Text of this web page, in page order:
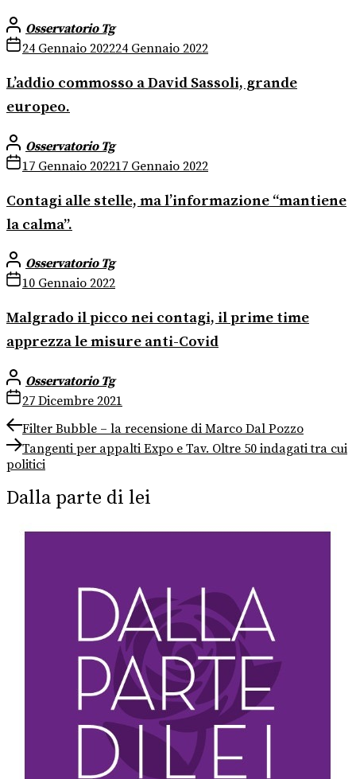
Osservatorio Tg
24 Gennaio 202224 Gennaio 2022
L’addio commosso a David Sassoli, grande
europeo.
Osservatorio Tg
17 Gennaio 202217 Gennaio 2022
Contagi alle stelle, ma l’informazione “mantiene
la calma”.
Osservatorio Tg
10 Gennaio 2022
Malgrado il picco nei contagi, il prime time
apprezza le misure anti-Covid
Osservatorio Tg
27 Dicembre 2021
Navigazione
articoli
Previous
post:
Filter Bubble – la recensione di Marco Dal Pozzo
Next
post:
Tangenti per appalti Expo e Tav. Oltre 50 indagati tra cui
politici
Dalla parte di lei